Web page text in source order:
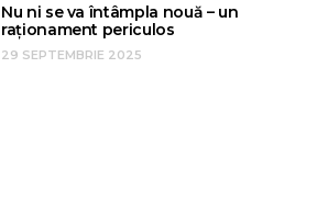
Nu ni se va întâmpla nouă – un
raționament periculos
29 SEPTEMBRIE 2025